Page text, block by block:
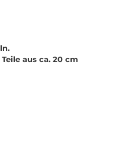
aus ca. 20 cm